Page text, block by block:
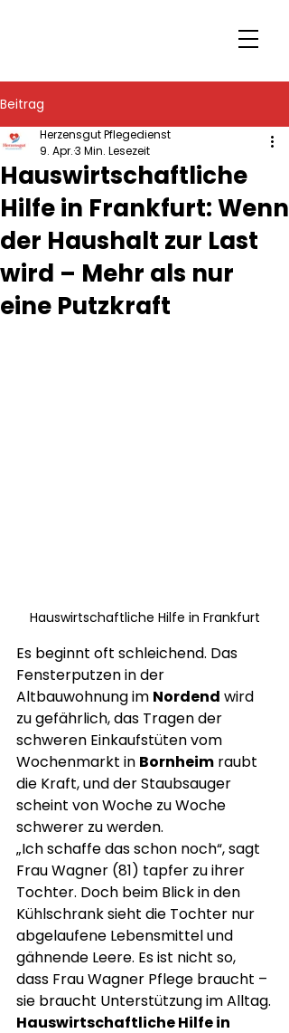
Beitrag
Hauswirtschaftliche
Hilfe in Frankfurt: Wenn
der Haushalt zur Last
wird – Mehr als nur
eine Putzkraft
Herzensgut Pflegedienst
9. Apr.3 Min. Lesezeit
Hauswirtschaftliche Hilfe in Frankfurt
Es beginnt oft schleichend. Das
Fensterputzen in der
Altbauwohnung im Nordend wird
zu gefährlich, das Tragen der
schweren Einkaufstüten vom
Wochenmarkt in Bornheim raubt
die Kraft, und der Staubsauger
scheint von Woche zu Woche
schwerer zu werden.
„Ich schaffe das schon noch“, sagt
Frau Wagner (81) tapfer zu ihrer
Tochter. Doch beim Blick in den
Kühlschrank sieht die Tochter nur
abgelaufene Lebensmittel und
gähnende Leere. Es ist nicht so,
dass Frau Wagner Pflege braucht –
sie braucht Unterstützung im Alltag.
Hauswirtschaftliche Hilfe in